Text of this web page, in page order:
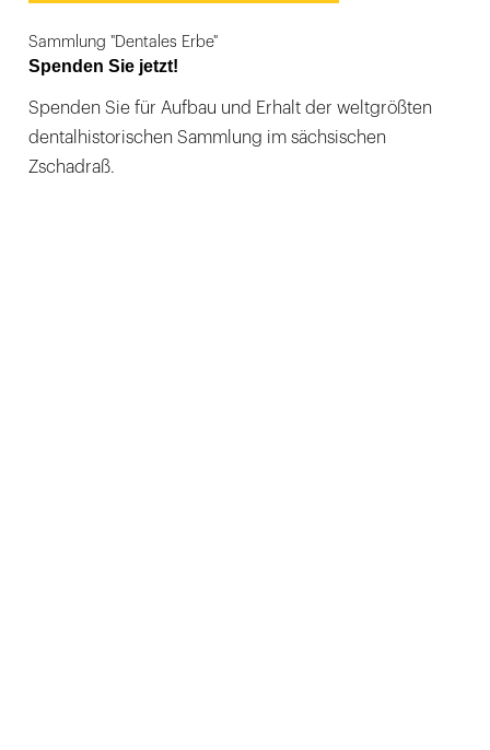
Sammlung "Dentales Erbe"
Spenden Sie jetzt!
Spenden Sie für Aufbau und Erhalt der weltgrößten
dentalhistorischen Sammlung im sächsischen
Zschadraß.